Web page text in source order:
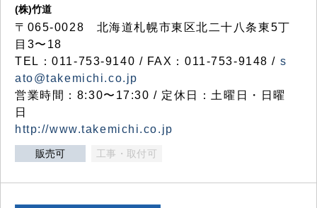
(株)竹道
〒065-0028 北海道札幌市東区北二十八条東5丁
目3〜18
TEL：011-753-9140 / FAX：011-753-9148 / s
ato@takemichi.co.jp
営業時間：8:30〜17:30 / 定休日：土曜日・日曜
日
http://www.takemichi.co.jp
販売可 工事・取付可